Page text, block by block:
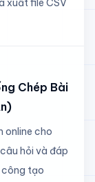
xuất file CSV
Chép Bài
online cho
hỏi và đáp
công tạo